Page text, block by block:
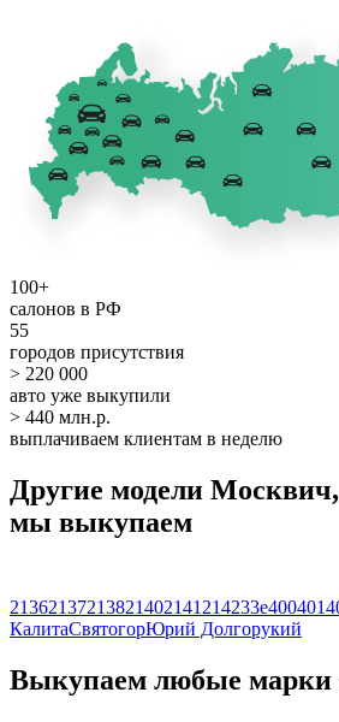
100+
салонов в РФ
55
городов присутствия
> 220 000
авто уже выкупили
> 440 млн.р.
выплачиваем клиентам в неделю
Другие модели
мы выкупаем
21362137213821402141 214233е400401
КалитаСвятогорЮрий Долгорукий
Выкупаем любые марки